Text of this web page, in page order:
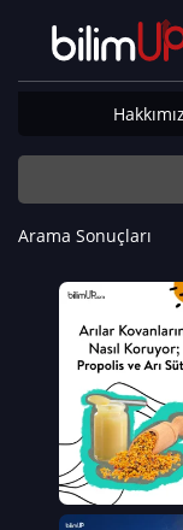
Arama Sonuçları